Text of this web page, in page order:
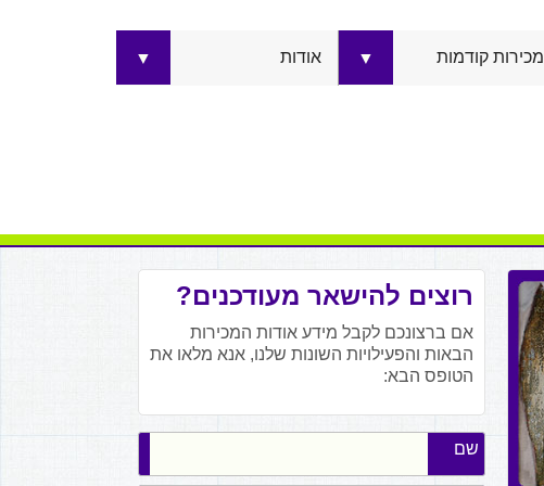
מכירות קודמות ▼ אודות ▼
רוצים להישאר מעודכנים?
אם ברצונכם לקבל מידע אודות המכירות
הבאות והפעילויות השונות שלנו, אנא מלאו את
הטופס הבא:
שם